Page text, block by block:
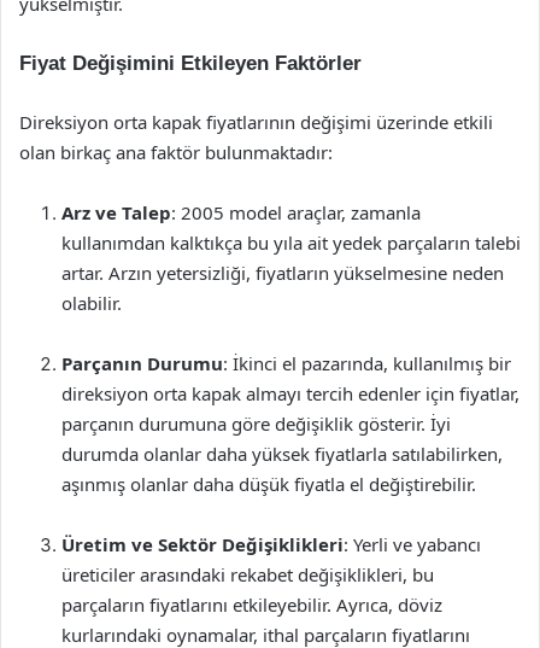
Fiyat Değişimini Etkileyen Faktörler
Direksiyon orta kapak fiyatlarının değişimi üzerinde etkili
olan birkaç ana faktör bulunmaktadır:
Arz ve Talep: 2005 model araçlar, zamanla
kullanımdan kalktıkça bu yıla ait yedek parçaların talebi
artar. Arzın yetersizliği, fiyatların yükselmesine neden
olabilir.
Parçanın Durumu: İkinci el pazarında, kullanılmış bir
direksiyon orta kapak almayı tercih edenler için fiyatlar,
parçanın durumuna göre değişiklik gösterir. İyi
durumda olanlar daha yüksek fiyatlarla satılabilirken,
aşınmış olanlar daha düşük fiyatla el değiştirebilir.
Üretim ve Sektör Değişiklikleri: Yerli ve yabancı
üreticiler arasındaki rekabet değişiklikleri, bu
parçaların fiyatlarını etkileyebilir. Ayrıca, döviz
kurlarındaki oynamalar, ithal parçaların fiyatlarını